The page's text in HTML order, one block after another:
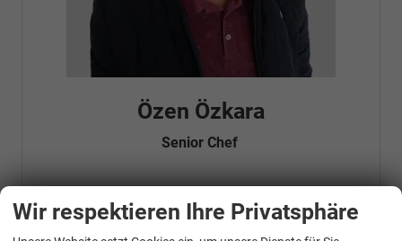
Özen Özkara
Senior Chef
Telefonnummer: 07181 - 47695 15
info@autohausrems.de
Fahrzeugnr.
Wir respektieren Ihre Privatsphäre